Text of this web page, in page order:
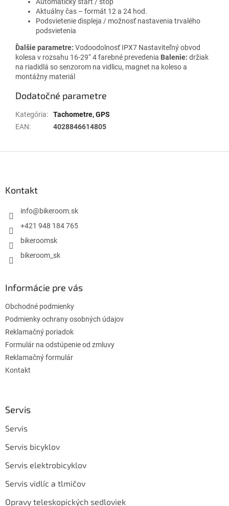
Aktuálny čas – formát 12 a 24 hod.
Podsvietenie displeja / možnosť nastavenia trvalého
podsvietenia
Ďalšie parametre: Vodoodolnosť IPX7 Nastaviteľný obvod
kolesa v rozsahu 16-29“ 4 farebné prevedenia Balenie: držiak
na riadidlá so senzorom na vidlicu, magnet na koleso a
montážny materiál
Dodatočné parametre
Kategória:
Tachometre, GPS
EAN: 4028846614805
Kontakt
info@bikeroom.sk
+421 948 184 765
bikeroomsk
bikeroom_sk
Informácie pre vás
Obchodné podmienky
Podmienky ochrany osobných údajov
Reklamačný poriadok
Formulár na odstúpenie od zmluvy
Reklamačný formulár
Kontakt
Servis
Servis
Servis bicyklov
Servis elektrobicyklov
Servis vidlíc a tlmičov
Opravy teleskopických sedloviek